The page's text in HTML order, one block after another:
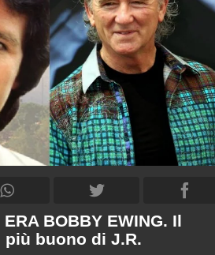
ERA BOBBY EWING. Il
buono di J.R.